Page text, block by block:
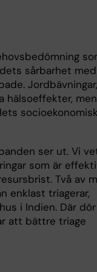
sårbarhet med
Jordbävningar,
hälsoeffekter, men
ser ut. Vi
som är
Två av
enklast triagerar,
i Indien. Där
att bättre triage